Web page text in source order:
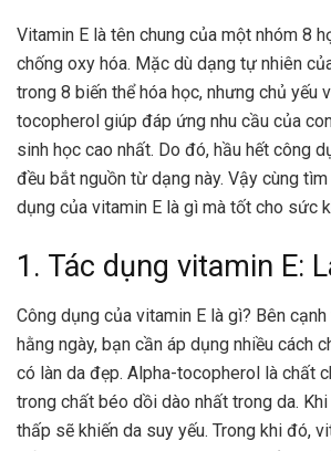
Vitamin E là tên chung của một nhóm 8
chống oxy hóa. Mặc dù dạng tự nhiên
trong 8 biến thể hóa học, nhưng chủ yếu
tocopherol giúp đáp ứng nhu cầu của
sinh học cao nhất. Do đó, hầu hết công
đều bắt nguồn từ dạng này. Vậy cùng
dụng của vitamin E là gì mà tốt cho sức
1. Tác dụng vitamin E:
Công dụng của vitamin E là gì? Bên
hằng ngày, bạn cần áp dụng nhiều cách
có làn da đẹp. Alpha-tocopherol là chất
trong chất béo dồi dào nhất trong da.
thấp sẽ khiến da suy yếu. Trong khi đó,